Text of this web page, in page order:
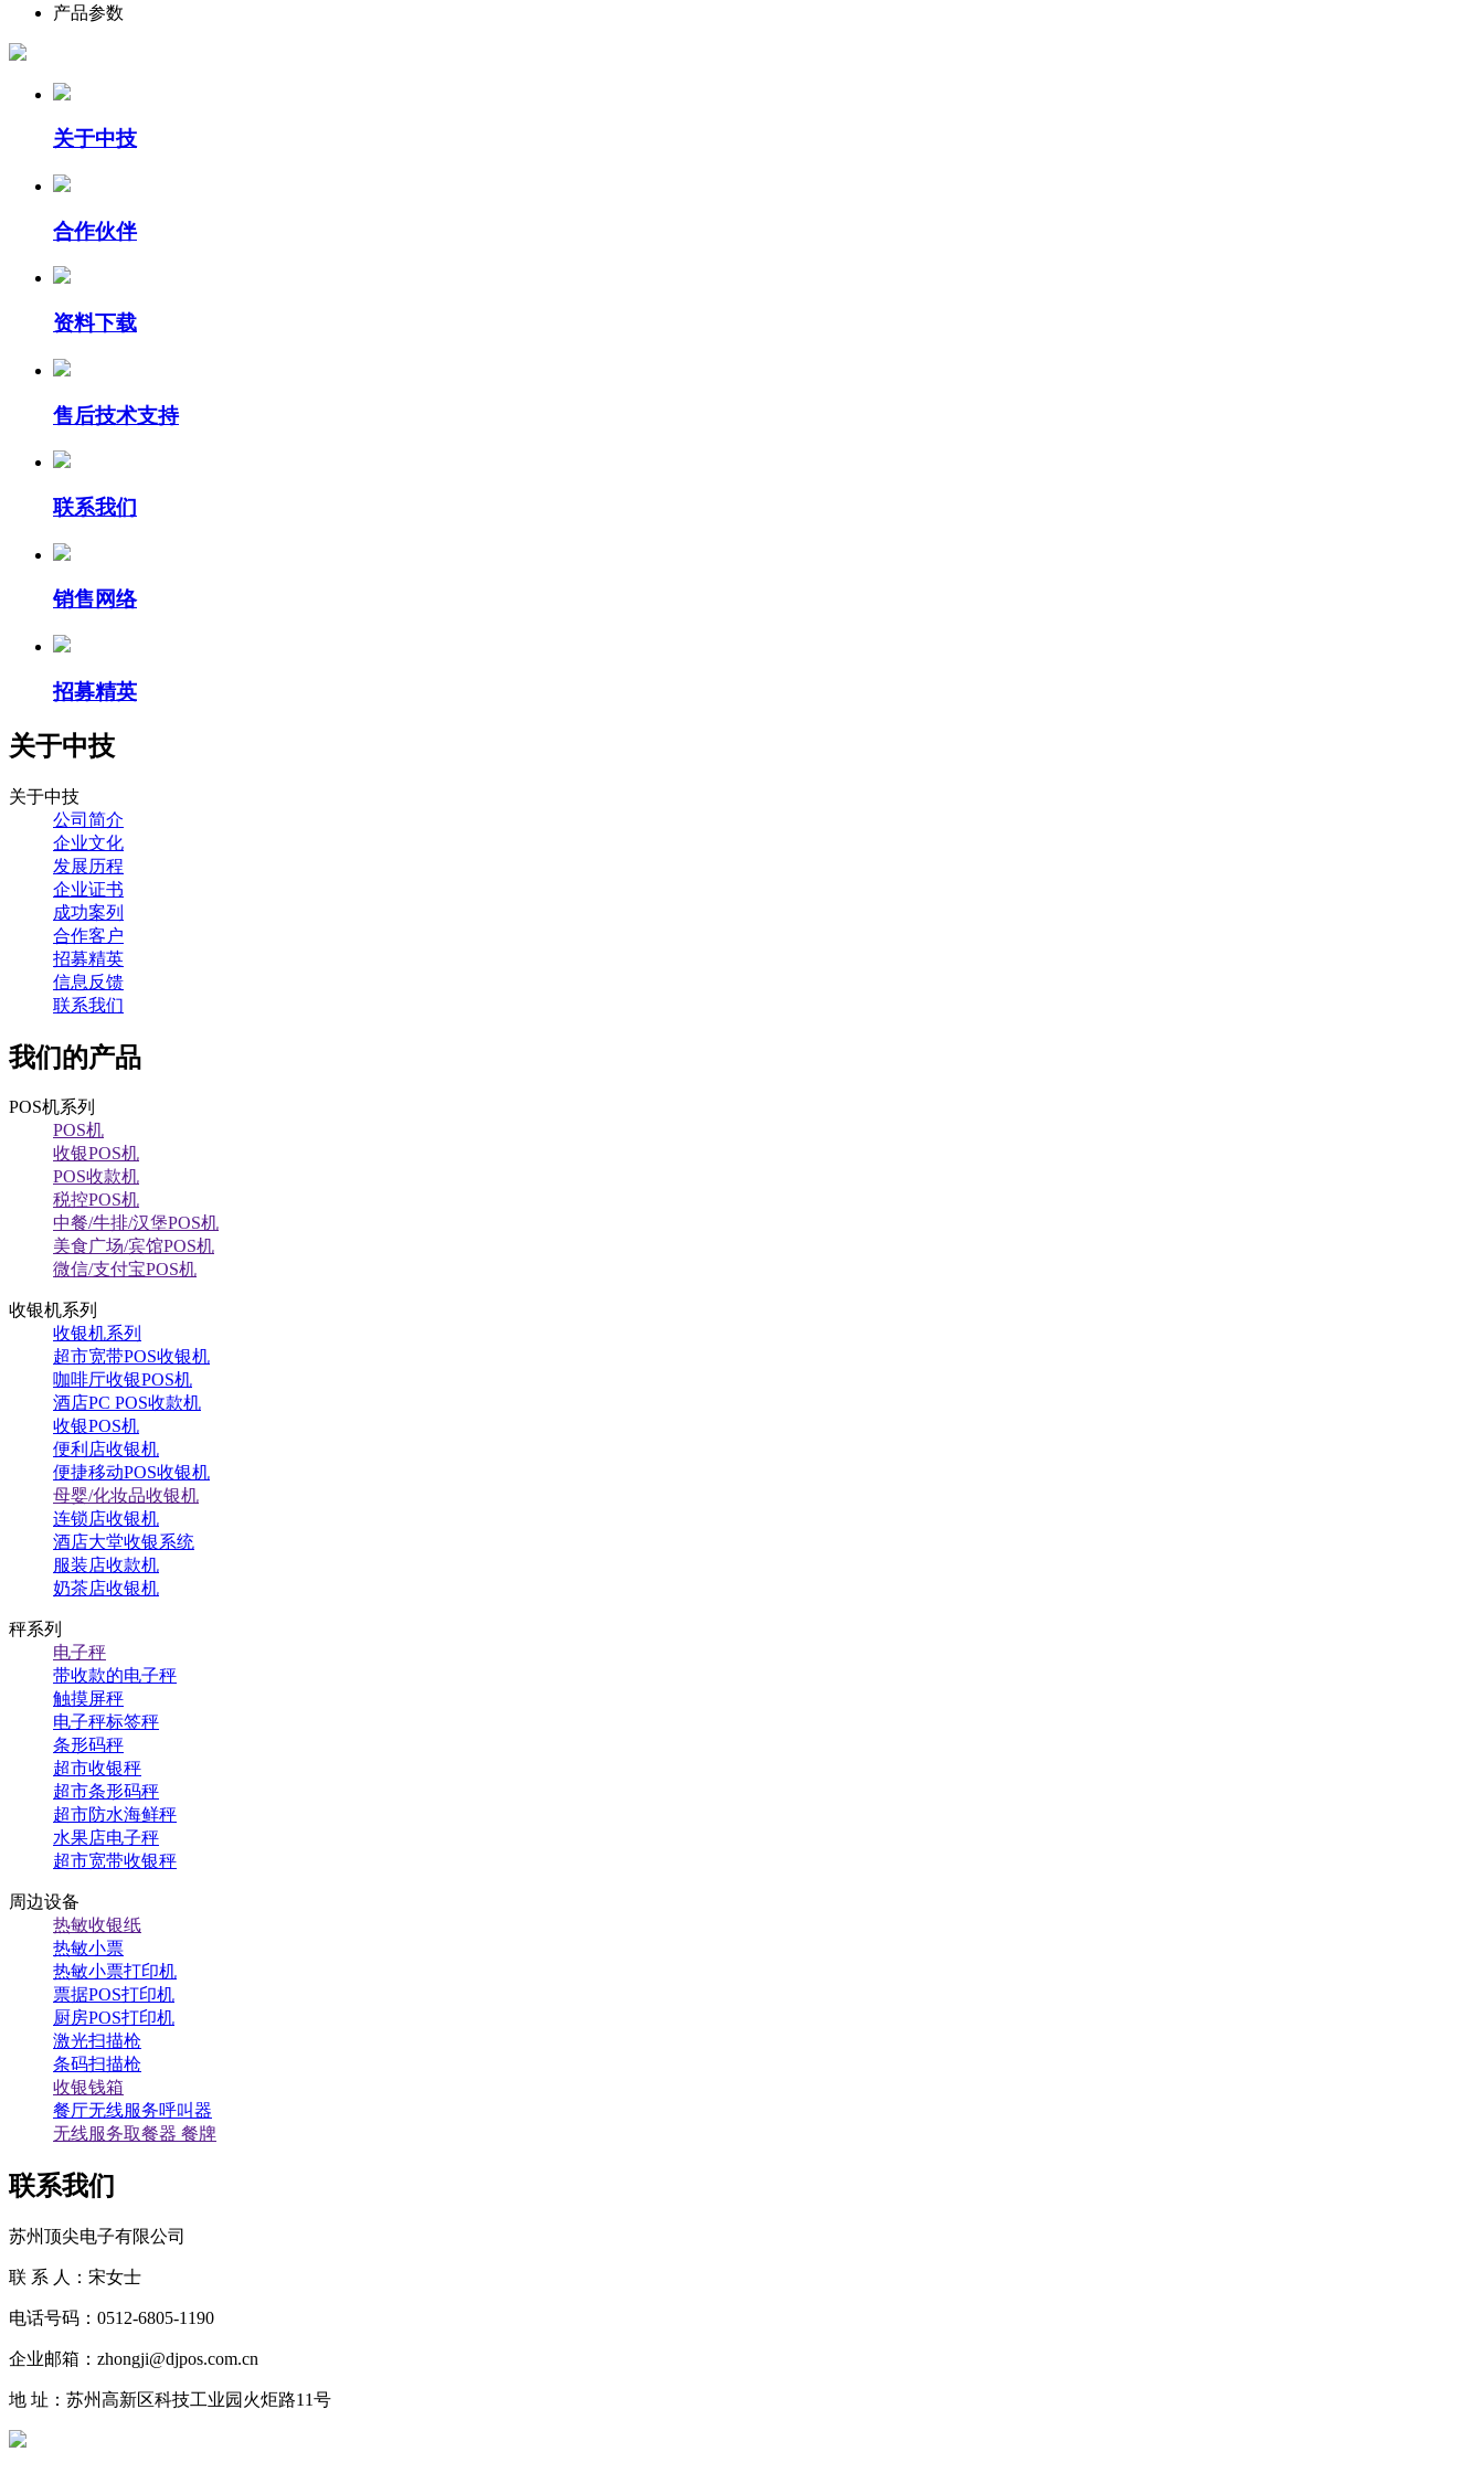
产品参数
关于中技
合作伙伴
资料下载
售后技术支持
联系我们
销售网络
招募精英
关于中技
关于中技
公司简介
企业文化
发展历程
企业证书
成功案列
合作客户
招募精英
信息反馈
联系我们
我们的产品
POS机系列
POS机
收银POS机
POS收款机
税控POS机
中餐/牛排/汉堡POS机
美食广场/宾馆POS机
微信/支付宝POS机
收银机系列
收银机系列
超市宽带POS收银机
咖啡厅收银POS机
酒店PC POS收款机
收银POS机
便利店收银机
便捷移动POS收银机
母婴/化妆品收银机
连锁店收银机
酒店大堂收银系统
服装店收款机
奶茶店收银机
秤系列
电子秤
带收款的电子秤
触摸屏秤
电子秤标签秤
条形码秤
超市收银秤
超市条形码秤
超市防水海鲜秤
水果店电子秤
超市宽带收银秤
周边设备
热敏收银纸
热敏小票
热敏小票打印机
票据POS打印机
厨房POS打印机
激光扫描枪
条码扫描枪
收银钱箱
餐厅无线服务呼叫器
无线服务取餐器 餐牌
联系我们
苏州顶尖电子有限公司
联 系 人：宋女士
电话号码：0512-6805-1190
企业邮箱：zhongji@djpos.com.cn
地 址：苏州高新区科技工业园火炬路11号